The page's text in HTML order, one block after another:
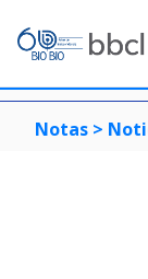
Notas >